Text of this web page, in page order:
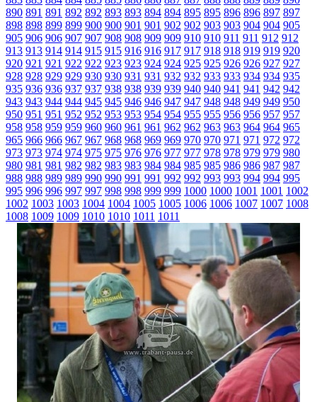
890 891 891 892 892 893 893 894 894 895 895 896 896 897 897
898 898 899 899 900 900 901 901 902 902 903 903 904 904 905
905 906 906 907 907 908 908 909 909 910 910 911 911 912 912
913 913 914 914 915 915 916 916 917 917 918 918 919 919 920
920 921 921 922 922 923 923 924 924 925 925 926 926 927 927
928 928 929 929 930 930 931 931 932 932 933 933 934 934 935
935 936 936 937 937 938 938 939 939 940 940 941 941 942 942
943 943 944 944 945 945 946 946 947 947 948 948 949 949 950
950 951 951 952 952 953 953 954 954 955 955 956 956 957 957
958 958 959 959 960 960 961 961 962 962 963 963 964 964 965
965 966 966 967 967 968 968 969 969 970 970 971 971 972 972
973 973 974 974 975 975 976 976 977 977 978 978 979 979 980
980 981 981 982 982 983 983 984 984 985 985 986 986 987 987
988 988 989 989 990 990 991 991 992 992 993 993 994 994 995
995 996 996 997 997 998 998 999 999 1000 1000 1001 1001 1002
1002 1003 1003 1004 1004 1005 1005 1006 1006 1007 1007 1008
1008 1009 1009 1010 1010 1011 1011